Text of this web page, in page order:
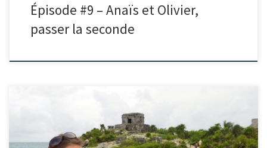
Épisode #9 – Anaïs et Olivier,
passer la seconde